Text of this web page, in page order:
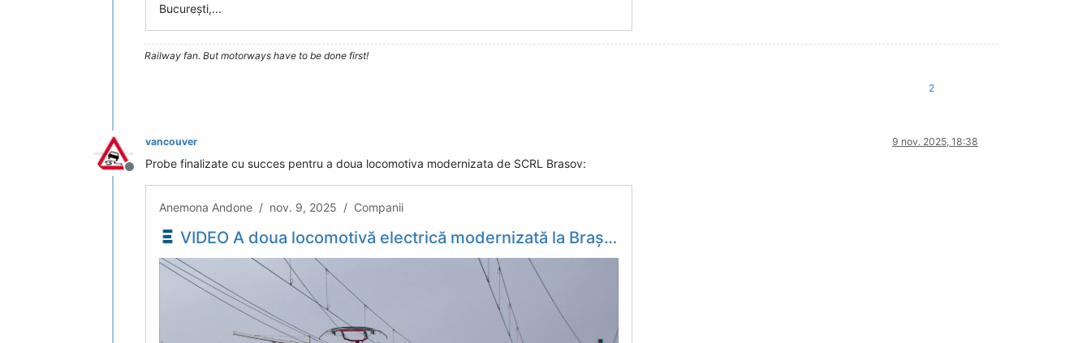
București,...
Railway fan. But motorways have to be done first!
2
Deconectat
vancouver 9 nov. 2025, 18:38
Probe finalizate cu succes pentru a doua locomotiva modernizata de SCRL Brasov:
Anemona Andone / nov. 9, 2025 / Companii
VIDEO A doua locomotivă electrică modernizată la Brașov prin PNRR a tractat 16 vagoane, cu 160 km/h, pe relația București - Fetești - Economica.net